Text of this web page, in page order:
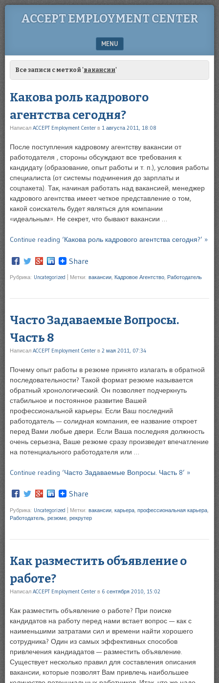
ACCEPT EMPLOYMENT CENTER
MENU
SKIP TO CONTENT
Все записи с меткой 'вакансии'
Какова роль кадрового
агентства сегодня?
Написал ACCEPT Employment Center в 1 августа 2011, 18:08
После поступления кадровому агентству вакансии от
работодателя , стороны обсуждают все требования к
кандидату (образование, опыт работы и т. п.), условия работы
специалиста (от системы подчинения до зарплаты и
соцпакета). Так, начиная работать над вакансией, менеджер
кадрового агентства имеет четкое представление о том,
какой соискатель будет являться для компании
«идеальным». Не секрет, что бывают вакансии …
Continue reading ‘Какова роль кадрового агентства сегодня?’ »
Share
Рубрика: Uncategorized Метки: вакансии, Кадровое Агентство, Работодатель
Часто Задаваемые Вопросы.
Часть 8
Написал ACCEPT Employment Center в 2 мая 2011, 07:34
Почему опыт работы в резюме принято излагать в обратной
последовательности? Такой формат резюме называется
обратный хронологический. Он позволяет подчеркнуть
стабильное и постоянное развитие Вашей
профессиональной карьеры. Если Ваш последний
работодатель — солидная компания, ее название откроет
перед Вами любые двери. Если Ваша последняя должность
очень серьезна, Ваше резюме сразу произведет впечатление
на потенциального работодателя или …
Continue reading ‘Часто Задаваемые Вопросы. Часть 8’ »
Share
Рубрика: Uncategorized Метки: вакансии карьера профессиональная карьера
Работодатель резюме рекрутер
Как разместить объявление о
работе?
Написал ACCEPT Employment Center в 6 сентября 2010, 15:02
Как разместить объявление о работе? При поиске
кандидатов на работу перед нами встает вопрос — как с
наименьшими затратами сил и времени найти хорошего
сотрудника? Один из самых эффективных способов
привлечения кандиадатов — разместить объявление.
Существует несколько правил для составления описания
вакансии, которые позволят Вам привлечь наибольшее